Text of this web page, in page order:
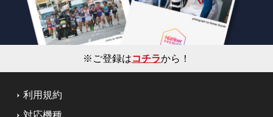
※ご登録はコチラから！
利用規約